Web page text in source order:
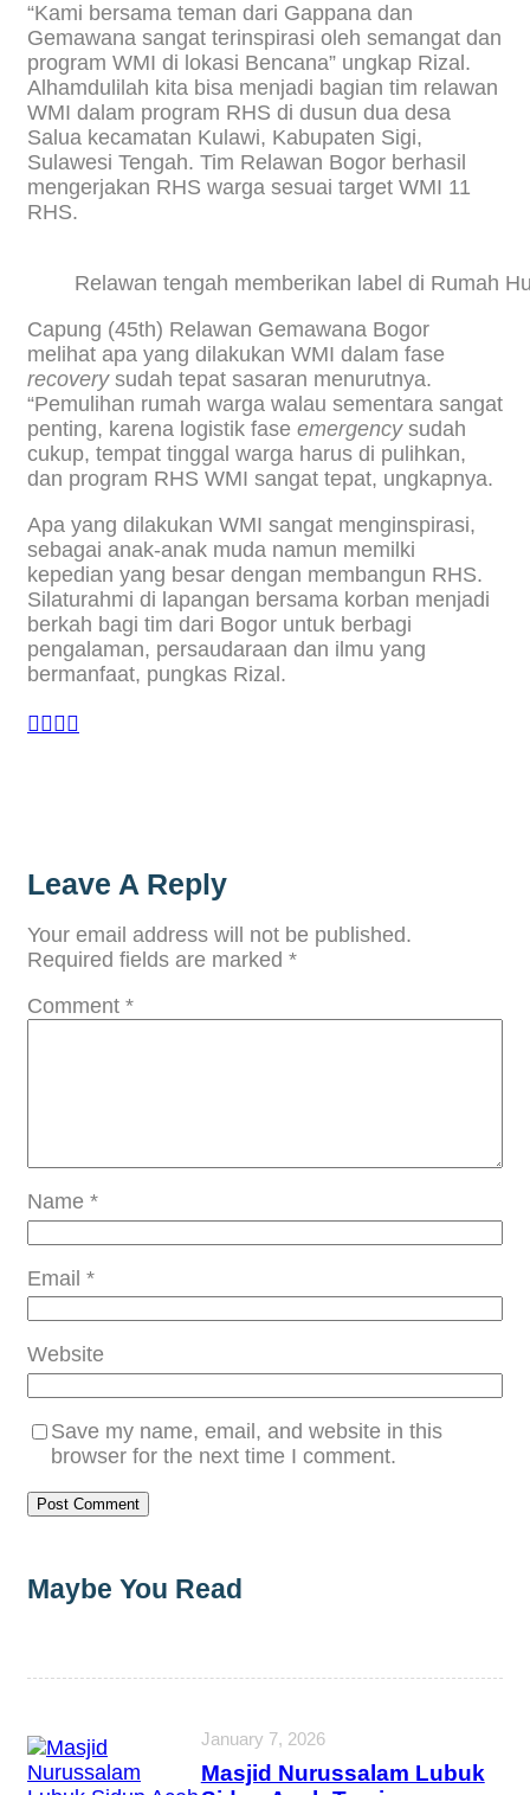
“Kami bersama teman dari Gappana dan
Gemawana sangat terinspirasi oleh semangat dan
program WMI di lokasi Bencana” ungkap Rizal.
Alhamdulilah kita bisa menjadi bagian tim relawan
WMI dalam program RHS di dusun dua desa
Salua kecamatan Kulawi, Kabupaten Sigi,
Sulawesi Tengah. Tim Relawan Bogor berhasil
mengerjakan RHS warga sesuai target WMI 11
RHS.
Relawan tengah memberikan label di Rumah
Capung (45th) Relawan Gemawana Bogor
melihat apa yang dilakukan WMI dalam fase
recoverysudah tepat sasaran menurutnya.
“Pemulihan rumah warga walau sementara sangat
penting, karena logistik fase emergencysudah
cukup, tempat tinggal warga harus di pulihkan,
dan program RHS WMI sangat tepat, ungkapnya.
Apa yang dilakukan WMI sangat menginspirasi,
sebagai anak-anak muda namun memilki
kepedian yang besar dengan membangun RHS.
Silaturahmi di lapangan bersama korban menjadi
berkah bagi tim dari Bogor untuk berbagi
pengalaman, persaudaraan dan ilmu yang
bermanfaat, pungkas Rizal.
   
Leave A Reply
Your email address will not be published.
Required fields are marked *
Comment *
Name *
Email *
Website
Save my name, email, and website in this
browser for the next time I comment.
Maybe You Read
January 7, 2026
Masjid Nurussalam Lubuk